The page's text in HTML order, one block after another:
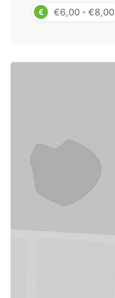
€6,00 - €8,00